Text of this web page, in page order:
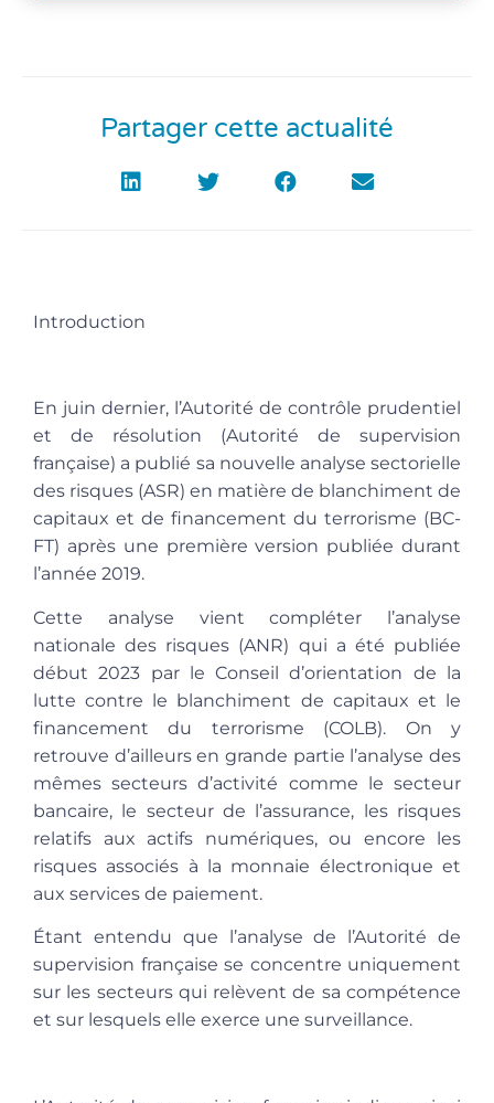
Partager cette actualité
Introduction
En juin dernier, l’Autorité de contrôle prudentiel
et de résolution (Autorité de supervision
française) a publié sa nouvelle analyse sectorielle
des risques (ASR) en matière de blanchiment de
capitaux et de financement du terrorisme (BC-
FT) après une première version publiée durant
l’année 2019.
Cette analyse vient compléter l’analyse
nationale des risques (ANR) qui a été publiée
début 2023 par le Conseil d’orientation de la
lutte contre le blanchiment de capitaux et le
financement du terrorisme (COLB). On y
retrouve d’ailleurs en grande partie l’analyse des
mêmes secteurs d’activité comme le secteur
bancaire, le secteur de l’assurance, les risques
relatifs aux actifs numériques, ou encore les
risques associés à la monnaie électronique et
aux services de paiement.
Étant entendu que l’analyse de l’Autorité de
supervision française se concentre uniquement
sur les secteurs qui relèvent de sa compétence
et sur lesquels elle exerce une surveillance.